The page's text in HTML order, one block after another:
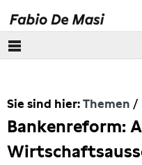
Europäisches
Themen
Sie sind hier: Themen
Bankenreform: